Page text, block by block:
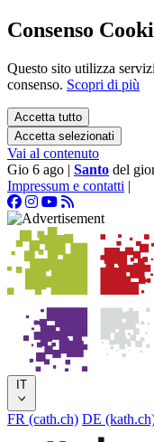
Consenso
Questo sito utilizza
consenso. Scopri di più
Accetta tutto
Accetta selezionati
Vai al contenuto
Gio 6 ago | Santo del
Impressum e contatti |
IT
FR (cath.ch) DE